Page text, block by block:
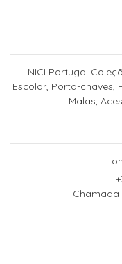
NICI Portugal
Escolar, Porta-chaves,
Malas,